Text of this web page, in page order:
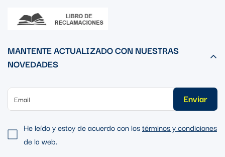
MANTENTE ACTUALIZADO CON NUESTRAS
NOVEDADES
Enviar
He leído y estoy de acuerdo con lostérminos y condiciones
de la web.